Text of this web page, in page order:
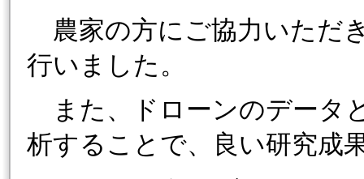
農家の方にご協力いただ
行いました。
また、ドローンのデータ
析することで、良い研究成